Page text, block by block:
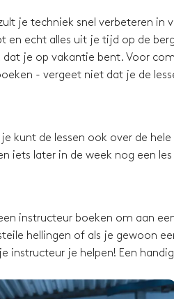
je techniek snel verbeteren in
en echt alles uit je tijd op de
je op vakantie bent. Voor
- vergeet niet dat je de
kunt de lessen ook over de hele
iets later in de week nog een
instructeur boeken om aan
hellingen of als je gewoon
instructeur je helpen! Een